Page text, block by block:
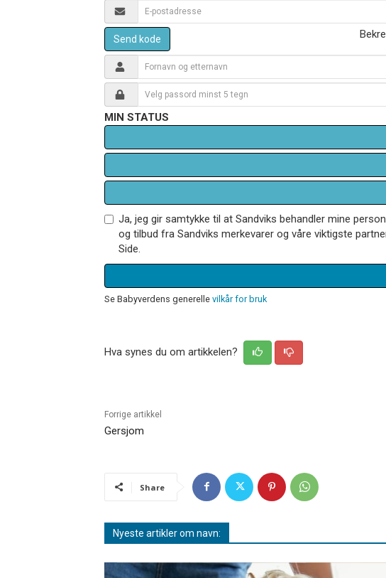
Send kode
MIN STATUS
Ja, jeg gir samtykke til at Sandviks behandler mine
og tilbud fra Sandviks merkevarer og våre viktigste
Side.
Se Babyverdens generelle vilkår for bruk
Hva synes du om artikkelen?
Forrige artikkel
Gersjom
Share
Nyeste artikler om navn: